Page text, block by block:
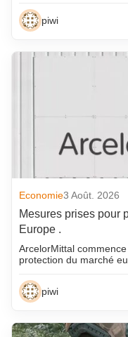
piwi
Economie3 Août. 2026
Mesures prises pour
Europe .
ArcelorMittal
protection du marché
piwi